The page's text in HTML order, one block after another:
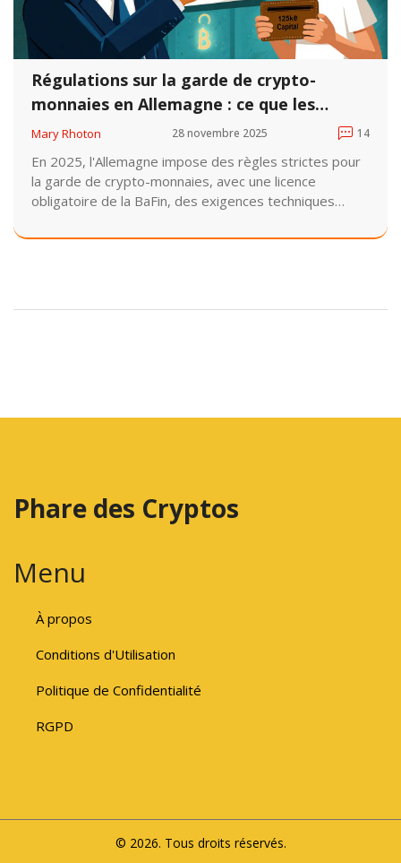
Régulations sur la garde de crypto-
monnaies en Allemagne : ce que les
entreprises doivent savoir en 2025
Mary Rhoton 28 novembre 2025 14
En 2025, l'Allemagne impose des règles strictes pour
la garde de crypto-monnaies, avec une licence
obligatoire de la BaFin, des exigences techniques
élevés d'Europe. Ce cadre sécurise les actifs des
Phare des Cryptos
Menu
À propos
Conditions d'Utilisation
Politique de Confidentialité
RGPD
© 2026. Tous droits réservés.